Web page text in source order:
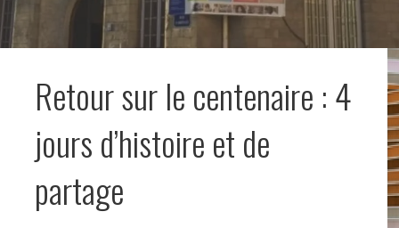
Retour sur le centenaire : 4
jours d’histoire et de
partage